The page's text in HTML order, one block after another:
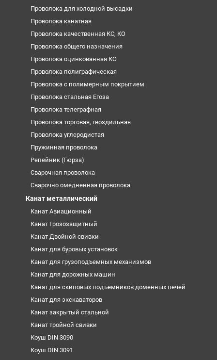
Проволока для холодной высадки
Проволока канатная
Проволока качественная КС, КО
Проволока общего назначения
Проволока оцинкованная КО
Проволока полиграфическая
Проволока с полимерным покрытием
Проволока стальная Егоза
Проволока телеграфная
Проволока торговая, гвоздильная
Проволока углеродистая
Пружинная проволока
Репейник (Гюрза)
Сварочная проволока
Сварочно омедненная проволока
Канат металлический
Канат Авиационный
Канат Грозозащитный
Канат Двойной свивки
Канат для буровых установок
Канат для грузоподъемных механизмов
Канат для дорожных машин
Канат для скиповых подъемников доменных печей
Канат для экскаваторов
Канат закрытый стальной
Канат тройной свивки
Коуш DIN 3090
Коуш DIN 3091